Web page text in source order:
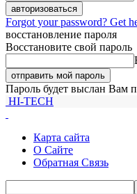
Forgot your password? Get
восстановление пароля
Восстановите свой пароль
Пароль будет выслан Вам
HI-TECH
Карта сайта
О Сайте
Обратная Связь